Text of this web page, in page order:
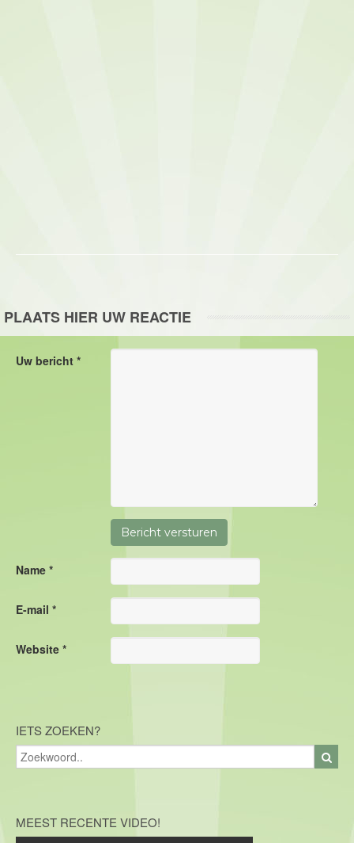
PLAATS HIER UW REACTIE
Uw bericht *
Name *
E-mail *
Website *
IETS ZOEKEN?
MEEST RECENTE VIDEO!